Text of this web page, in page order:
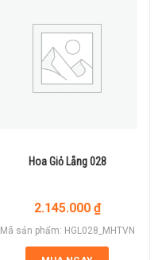
Hoa Giỏ Lẵng 028
2.145.000 ₫
Mã sản phẩm: HGL028_MHTVN